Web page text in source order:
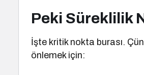
Peki Süreklilik
İşte kritik nokta burası.
önlemek için: